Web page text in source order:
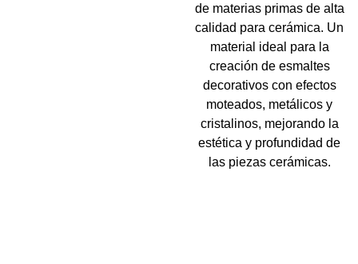
de materias primas de alta
calidad para cerámica. Un
material ideal para la
creación de esmaltes
decorativos con efectos
moteados, metálicos y
cristalinos, mejorando la
estética y profundidad de
las piezas cerámicas.